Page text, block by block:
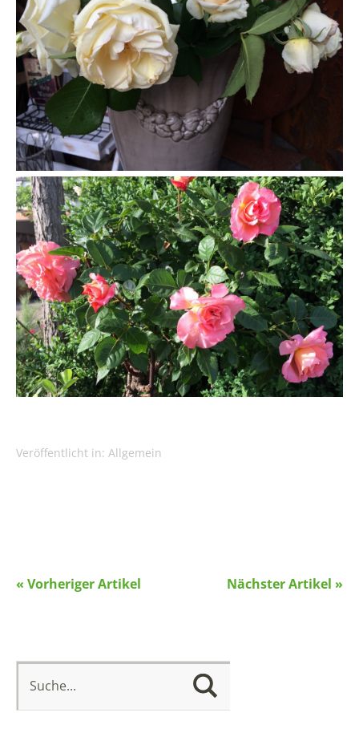
Veröffentlicht in: Allgemein
Nächster Artikel »
« Vorheriger Artikel